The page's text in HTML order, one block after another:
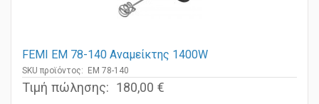
FEMI EM 78-140 Αναμείκτης 1400W
SKU προϊόντος: EM 78-140
Τιμή πώλησης: 180,00 €